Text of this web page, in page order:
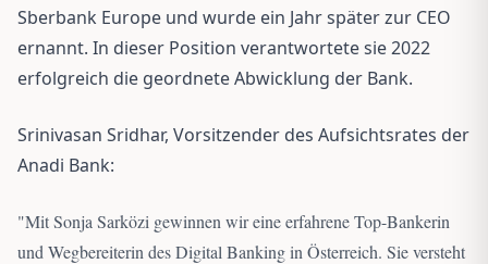
Sberbank Europe und wurde ein Jahr später zur CEO
ernannt. In dieser Position verantwortete sie 2022
erfolgreich die geordnete Abwicklung der Bank.
Srinivasan Sridhar, Vorsitzender des Aufsichtsrates der
Anadi Bank:
"Mit Sonja Sarközi gewinnen wir eine erfahrene Top-Bankerin
und Wegbereiterin des Digital Banking in Österreich. Sie versteht